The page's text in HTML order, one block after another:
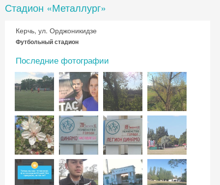
Стадион «Металлург»
Керчь, ул. Орджоникидзе
Футбольный стадион
Последние фотографии